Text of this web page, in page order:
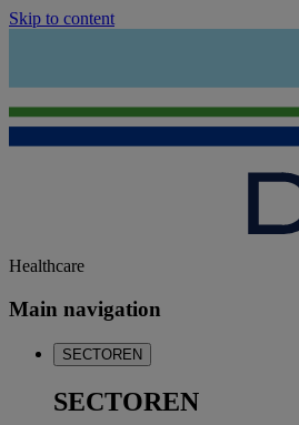
Skip to content
Healthcare
Main navigation
SECTOREN
SECTOREN